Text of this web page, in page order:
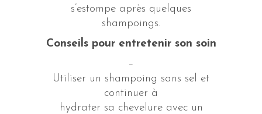
s’estompe après quelques
shampoings.
Conseils pour entretenir son soin
–
Utiliser un shampoing sans sel et
continuer à
hydrater sa chevelure avec un